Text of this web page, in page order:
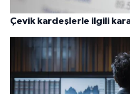
Çevik kardeşlerle ilgili